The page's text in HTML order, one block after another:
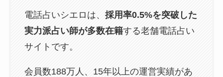
電話占いシエロは、 採用率0.5%を突破した
実力派占い師が多数在籍する老舗電話占い
サイトです。
会員数188万人、15年以上の運営実績があ